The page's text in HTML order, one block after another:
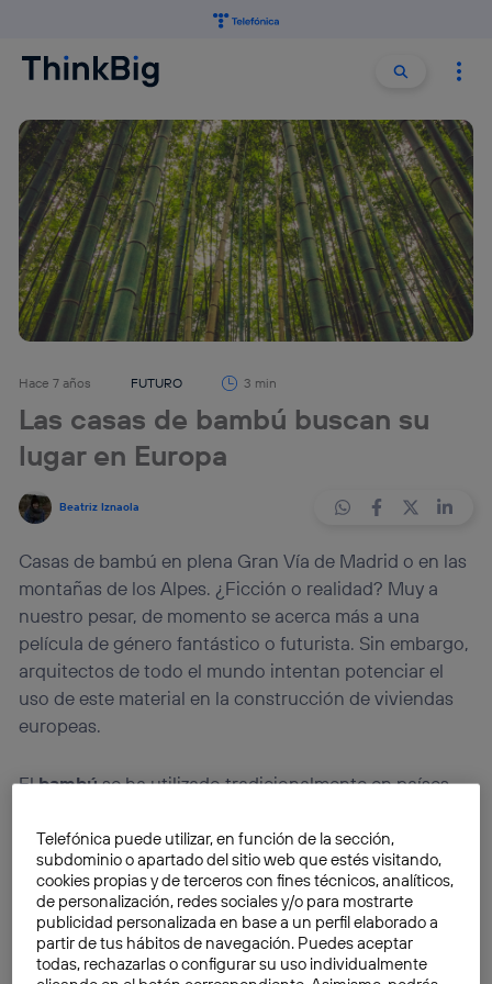
Buscar
Hace 7 años FUTURO 3 min
Las casas de bambú buscan su
lugar en Europa
Beatriz Iznaola
Casas de bambú en plena Gran Vía de Madrid o en las
montañas de los Alpes. ¿Ficción o realidad? Muy a
nuestro pesar, de momento se acerca más a una
película de género fantástico o futurista. Sin embargo,
arquitectos de todo el mundo intentan potenciar el
uso de este material en la construcción de viviendas
europeas.
Elbambúse ha utilizado tradicionalmente en países
un gran interés en el resto del planeta por sus
beneficios para el medioambiente y sus magníficas
propiedades. Algunas de las especies de bambú -
existen más de 1450- tienen la capacidad de tracción
del acero y la resistencia del hormigón a la
compresión. Dicho de otra manera,una caña de solo
Telefónica puede utilizar, en función de la sección,
subdominio o apartado del sitio web que estés visitando,
cookies propias y de terceros con fines técnicos, analíticos,
de personalización, redes sociales y/o para mostrarte
publicidad personalizada en base a un perfil elaborado a
partir de tus hábitos de navegación. Puedes aceptar
todas, rechazarlas o configurar su uso individualmente